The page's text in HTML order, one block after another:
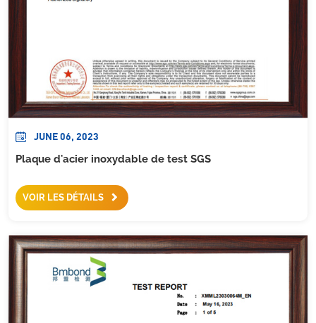
JUNE 06, 2023
Plaque d'acier inoxydable de test SGS
VOIR LES DÉTAILS